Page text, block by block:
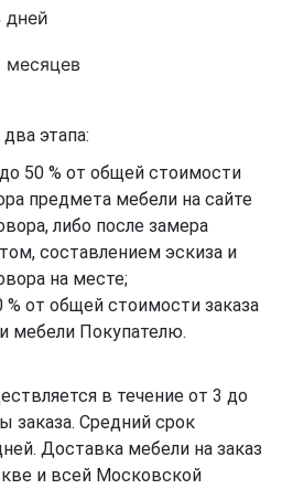
дней
месяцев
этапа:
50 % от общей стоимости
предмета мебели на сайте
либо после замера
составлением эскиза и
на месте;
% от общей стоимости заказа
мебели Покупателю.
в течение от 3 до
заказа. Средний срок
Доставка мебели на заказ
и всей Московской